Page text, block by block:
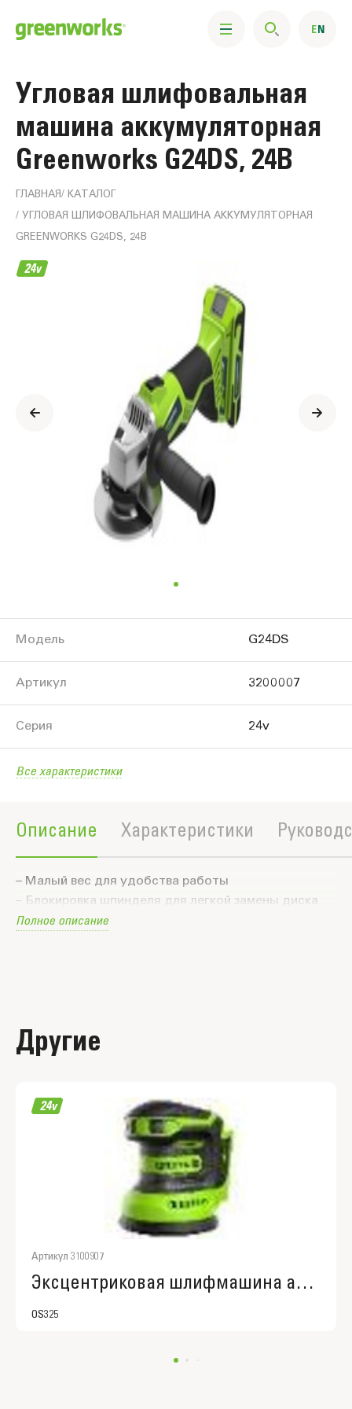
Угловая шлифовальная
машина аккумуляторная
Greenworks G24DS, 24В
ГЛАВНАЯ КАТАЛОГ
УГЛОВАЯ ШЛИФОВАЛЬНАЯ МАШИНА АККУМУЛЯТОРНАЯ
GREENWORKS G24DS, 24В
Информация
Модель G24DS
Артикул 3200007
Серия 24v
Все характеристики
Описание Характеристики
– Малый вес для удобства работы
– Блокировка шпинделя для легкой замены диска
– Дополнительная боковая рукоятка
Полное описание
Другие
Артикул 3100907
Эксцентриковая шлифмашина акк. Greenworks OS325, 24V, 3100907
OS325